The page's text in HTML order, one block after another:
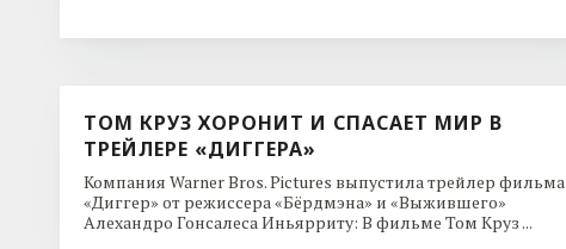
ТОМ КРУЗ ХОРОНИТ И СПАСАЕТ МИР В
ТРЕЙЛЕРЕ «ДИГГЕРА»
Компания Warner Bros. Pictures выпустила трейлер фильма
«Диггер» от режиссера «Бёрдмэна» и «Выжившего»
Алехандро Гонсалеса Иньярриту: В фильме Том Круз ...